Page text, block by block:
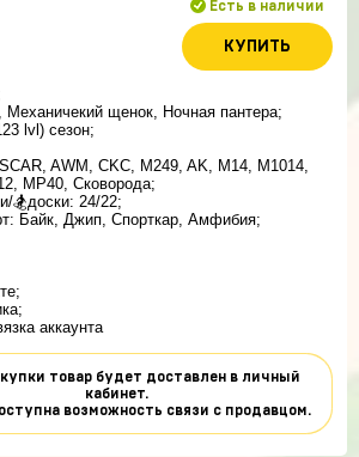
Есть в наличии
КУПИТЬ
щенок, Ночная пантера;
lvl) сезон;
AWM, CKC, M249, AK, M14, M1014,
MP40, Сковорода;
🏂доски: 24/22;
Байк, Джип, Спорткар, Амфибия;
аккаунта
товар будет доставлен в личный
кабинет.
возможность связи с продавцом.